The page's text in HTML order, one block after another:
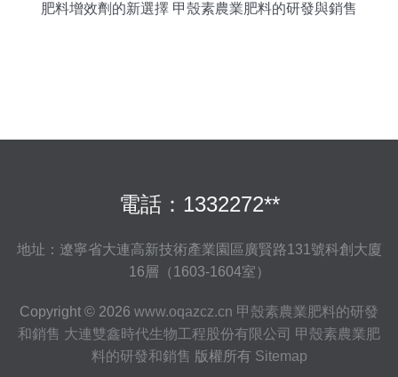
肥料增效劑的新選擇 甲殼素農業肥料的研發與銷售
電話：1332272**
地址：遼寧省大連高新技術產業園區廣賢路131號科創大廈
16層（1603-1604室）
Copyright © 2026 www.oqazcz.cn 甲殼素農業肥料的研發
和銷售 大連雙鑫時代生物工程股份有限公司 甲殼素農業肥
料的研發和銷售 版權所有 Sitemap